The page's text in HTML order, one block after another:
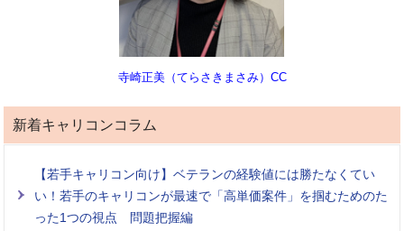
寺崎正美（てらさきまさみ）CC
新着キャリコンコラム
【若手キャリコン向け】ベテランの経験値には勝たなくてい
い！若手のキャリコンが最速で「高単価案件」を掴むためのた
った1つの視点 問題把握編